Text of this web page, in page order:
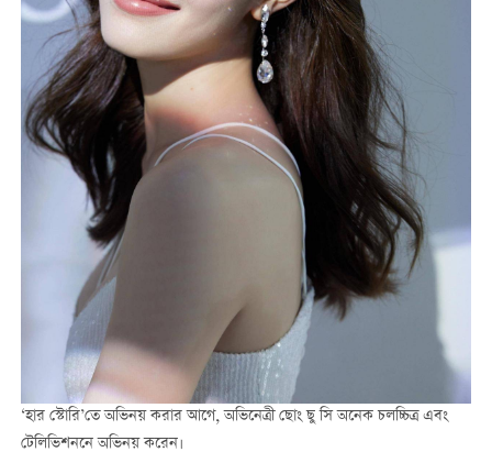
‘হার স্টোরি’তে অভিনয় করার আগে, অভিনেত্রী ছোং ছু সি অনেক চলচ্চিত্র এবং
টেলিভিশননে অভিনয় করেন।